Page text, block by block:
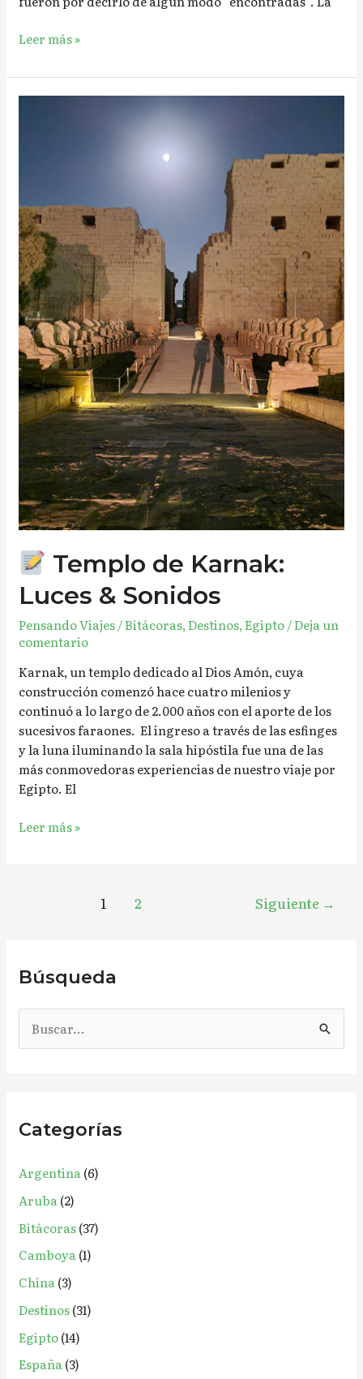
Leer más »
Templo de Karnak:
Luces & Sonidos
Pensando Viajes/Bitácoras,Destinos,Egipto/Deja un
comentario
Karnak, un templo dedicado al Dios Amón, cuya
construcción comenzó hace cuatro milenios y
continuó a lo largo de 2.000 años con el aporte de los
sucesivos faraones. El ingreso a través de las esfinges
y la luna iluminando la sala hipóstila fue una de las
más conmovedoras experiencias de nuestro viaje por
Egipto. El
&
Sonidos
Leer más »
1 2 Siguiente →
Búsqueda
u
a
p
o
r
:
Categorías
Argentina(6)
Aruba(2)
Bitácoras(37)
Camboya(1)
China(3)
Destinos(31)
Egipto(14)
España(3)